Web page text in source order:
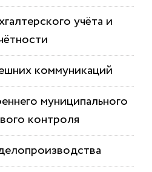
учёта и
коммуникаций
муниципального
контроля